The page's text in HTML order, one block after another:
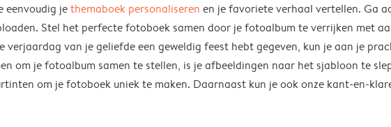
eenvoudig jethemaboek personaliseren en je favoriete verhaal vertellen. Ga
Stel het perfecte fotoboek samen door je fotoalbum te verrijken met
verjaardag van je geliefde een geweldig feest hebt gegeven, kun je aan je
om je fotoalbum samen te stellen, is je afbeeldingen naar het sjabloon te
om je fotoboek uniek te maken. Daarnaast kun je ook onze kant-en-